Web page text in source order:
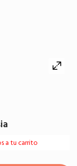
a tu carrito